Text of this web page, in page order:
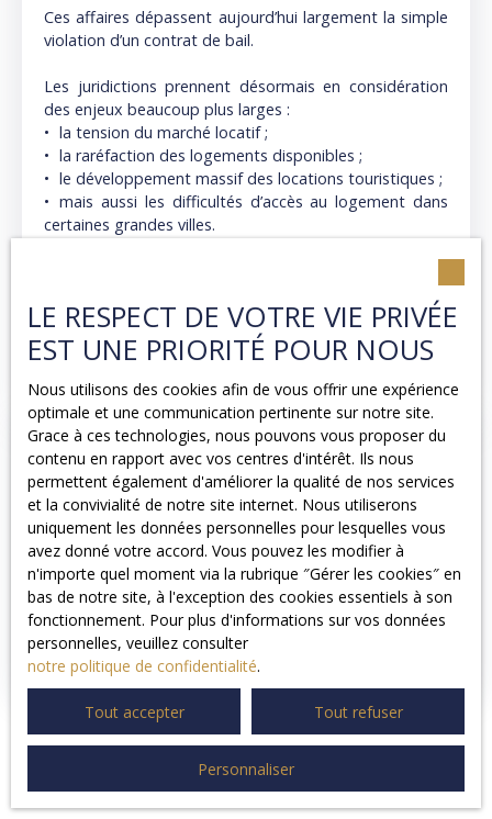
Ces affaires dépassent aujourd’hui largement la simple
violation d’un contrat de bail.
Les juridictions prennent désormais en considération
des enjeux beaucoup plus larges :
la tension du marché locatif ;
la raréfaction des logements disponibles ;
le développement massif des locations touristiques ;
mais aussi les difficultés d’accès au logement dans
certaines grandes villes.
propriétaire et son locataire.
Elle soulève désormais des questions touchant à
l’équilibre du parc résidentiel et à l’évolution du marché
immobilier dans certaines zones fortement tendues.
LE RESPECT DE VOTRE VIE PRIVÉE
EST UNE PRIORITÉ POUR NOUS
Nous utilisons des cookies afin de vous offrir une expérience
optimale et une communication pertinente sur notre site.
Grace à ces technologies, nous pouvons vous proposer du
contenu en rapport avec vos centres d'intérêt. Ils nous
permettent également d'améliorer la qualité de nos services
et la convivialité de notre site internet. Nous utiliserons
uniquement les données personnelles pour lesquelles vous
avez donné votre accord. Vous pouvez les modifier à
n'importe quel moment via la rubrique ″Gérer les cookies″ en
bas de notre site, à l'exception des cookies essentiels à son
fonctionnement. Pour plus d'informations sur vos données
personnelles, veuillez consulter
notre politique de confidentialité.
Tout accepter Tout refuser
Personnaliser